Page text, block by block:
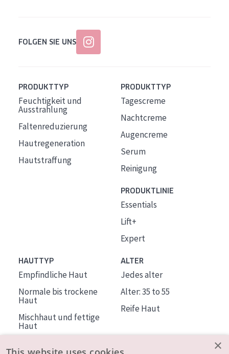
FOLGEN SIE UNS
PRODUKTTYP
Feuchtigkeit und
Ausstrahlung
Faltenreduzierung
Hautregeneration
Hautstraffung
PRODUKTTYP
Tagescreme
Nachtcreme
Augencreme
Serum
Reinigung
PRODUKTLINIE
Essentials
Lift+
Expert
HAUTTYP
Empfindliche Haut
Normale bis trockene
Haut
Mischhaut und fettige
Haut
ALTER
Jedes alter
Alter: 35 to 55
Reife Haut
×